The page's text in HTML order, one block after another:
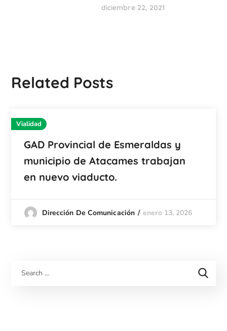
diciembre 22, 2021
Related Posts
Vialidad
GAD Provincial de Esmeraldas y
municipio de Atacames trabajan
en nuevo viaducto.
Dirección De Comunicación enero 13, 2026